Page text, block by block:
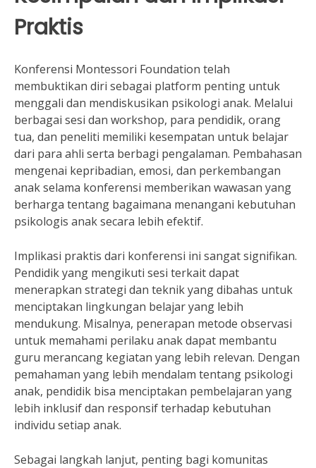
Praktis
Konferensi Montessori Foundation telah
membuktikan diri sebagai platform penting untuk
menggali dan mendiskusikan psikologi anak. Melalui
berbagai sesi dan workshop, para pendidik, orang
tua, dan peneliti memiliki kesempatan untuk belajar
dari para ahli serta berbagi pengalaman. Pembahasan
mengenai kepribadian, emosi, dan perkembangan
anak selama konferensi memberikan wawasan yang
berharga tentang bagaimana menangani kebutuhan
psikologis anak secara lebih efektif.
Implikasi praktis dari konferensi ini sangat signifikan.
Pendidik yang mengikuti sesi terkait dapat
menerapkan strategi dan teknik yang dibahas untuk
menciptakan lingkungan belajar yang lebih
mendukung. Misalnya, penerapan metode observasi
untuk memahami perilaku anak dapat membantu
guru merancang kegiatan yang lebih relevan. Dengan
pemahaman yang lebih mendalam tentang psikologi
anak, pendidik bisa menciptakan pembelajaran yang
lebih inklusif dan responsif terhadap kebutuhan
individu setiap anak.
Sebagai langkah lanjut, penting bagi komunitas